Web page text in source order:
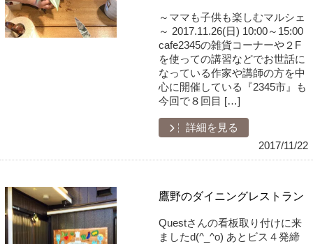
～ママも子供も楽しむマルシェ
～ 2017.11.26(日) 10:00～15:00
cafe2345の雑貨コーナーや２F
を使っての講習などでお世話に
なっている作家や講師の方を中
心に開催している『2345市』も
今回で８回目 […]
詳細を見る
2017/11/22
鷹野のダイニングレストラン
Questさんの看板取り付けに来
ましたd(^_^o) あとビス４発締